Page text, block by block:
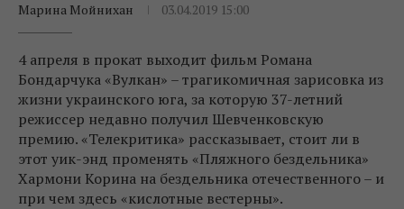
Марина Мойнихан
03.04.2019 15:00
4 апреля в прокат выходит фильм Романа
Бондарчука «Вулкан» – трагикомичная зарисовка из
жизни украинского юга, за которую 37-летний
режиссер недавно получил Шевченковскую
премию. «Телекритика» рассказывает, стоит ли в
этот уик-энд променять «Пляжного бездельника»
Хармони Корина на бездельника отечественного – и
при чем здесь «кислотные вестерны».